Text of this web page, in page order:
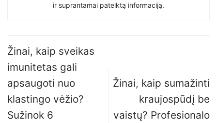
ir suprantamai pateiktą informaciją.
Žinai, kaip sveikas
imunitetas gali
apsaugoti nuo
klastingo vėžio?
Sužinok 6
Žinai, kaip sumažinti
kraujospūdį be
vaistų? Profesionalo